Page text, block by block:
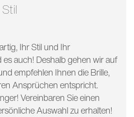
Ihr Stil und Ihr
auch! Deshalb gehen wir auf
empfehlen Ihnen die Brille,
Ansprüchen entspricht.
Vereinbaren Sie einen
Auswahl zu erhalten!